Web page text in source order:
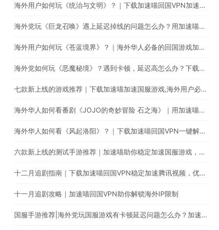
海外用户如何玩《统治与文明》？｜下载加速喵回国VPN加速国服游戏减少卡顿延迟问题
海外党玩《巨龙召唤》遇上延迟掉线的问题怎么办？用加速喵一键回国稳定加速
海外用户如何玩《苍蓝境界》？｜海外华人必备的回国游戏加速器
海外党如何玩《恶魔秘境》？遇到卡顿，延迟高怎么办？下载加速喵稳定加速国服游戏
七款新上线的游戏推荐｜下载加速喵加速国服游戏,海外用户必备的回国加速器
海外华人如何看番剧《JOJO的奇妙冒险 石之海》｜用加速喵回国VPN解锁哔哩哔哩地域限制
海外华人如何看《风起洛阳》？｜下载加速喵回国VPN一键解锁海外IP限制
六款新上线的测试手游推荐｜加速喵助你稳定加速国服游戏，减少延迟卡顿问题
十二月追剧指南｜下载加速喵回国VPN稳定加速腾讯视频，优酷，爱奇艺，芒果TV等平台
十一月追剧攻略｜加速喵回国VPN助你解锁海外IP限制
国服手游推荐|海外党玩国服游戏有卡顿延迟问题怎么办？加速喵回国VPN助你稳定加速国服游戏